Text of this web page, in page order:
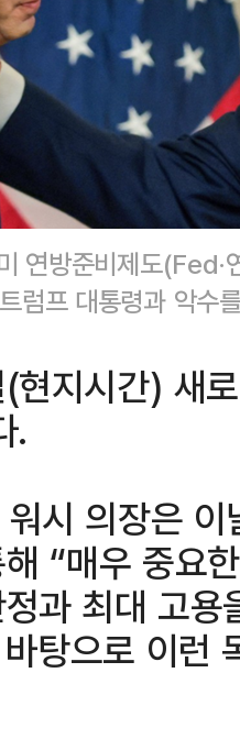
연방준비제도
럼프 대통령과 악
지시간) 새
.
시 의장은
“매우 중요
과 최대 고
탕으로 이런